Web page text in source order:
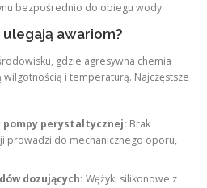
bezpośrednio do obiegu wody.
awariom?
gdzie agresywna chemia
wilgotnością i temperaturą. Najczęstsze
pompy perystaltycznej: Brak
prowadzi do mechanicznego oporu,
dozujących: Wężyki silikonowe z